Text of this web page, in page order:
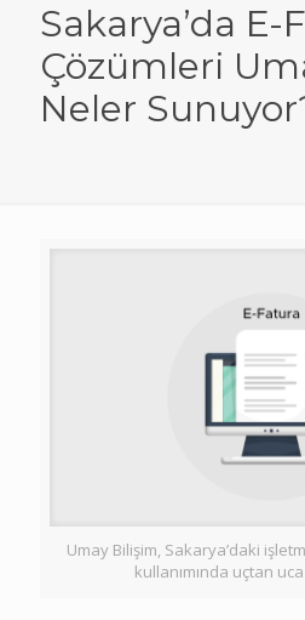
Sakarya’da E-
Çözümleri
Neler
Umay Bilişim, Sakarya’daki
kullanımında uçtan